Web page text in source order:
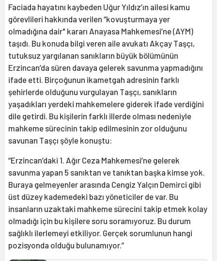
Faciada hayatını kaybeden Uğur Yıldız’ın ailesi kamu
görevlileri hakkında verilen “kovuşturmaya yer
olmadığına dair" kararı Anayasa Mahkemesi’ne (AYM)
taşıdı. Bu konuda bilgi veren aile avukatı Akçay Taşçı,
tutuksuz yargılanan sanıkların büyük bölümünün
Erzincan’da süren davaya gelerek savunma yapmadığını
ifade etti. Birçoğunun ikametgah adresinin farklı
şehirlerde olduğunu vurgulayan Taşçı, sanıkların
yaşadıkları yerdeki mahkemelere giderek ifade verdiğini
dile getirdi. Bu kişilerin farklı illerde olması nedeniyle
mahkeme sürecinin takip edilmesinin zor olduğunu
savunan Taşçı şöyle konuştu:
“Erzincan’daki 1. Ağır Ceza Mahkemesi’ne gelerek
savunma yapan 5 sanıktan ve tanıktan başka kimse yok.
Buraya gelmeyenler arasında Cengiz Yalçın Demirci gibi
üst düzey kademedeki bazı yöneticiler de var. Bu
insanların uzaktaki mahkeme sürecini takip etmek kolay
olmadığı için bu kişilere soru soramıyoruz. Bu durum
sağlıklı ilerlemeyi etkiliyor. Gerçek sorumlunun hangi
pozisyonda olduğu bulunamıyor.”